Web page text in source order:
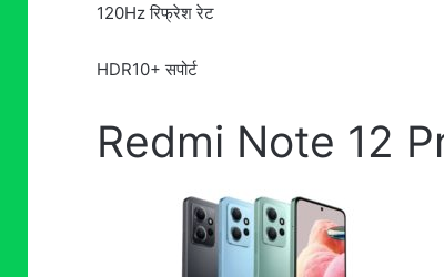
120Hz रिफ्रेश रेट
HDR10+ सपोर्ट
Redmi Note 12